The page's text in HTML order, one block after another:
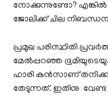
നോക്കുന്നുണ്ടോ? എങ്കില്‍
ജോലിക്ക് ചില
പ്രമുഖ പരിസ്ഥിതി
മേല്‍പ്പറഞ്ഞ
ഹാരി കുന്‍സാണ് തനിക്ക്
തേടുന്നത്. ഇതിനു